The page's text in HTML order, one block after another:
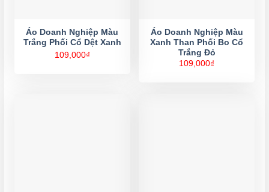
Áo Doanh Nghiệp Màu
Trắng Phối Cổ Dệt Xanh
109,000₫
Áo Doanh Nghiệp Màu
Xanh Than Phối Bo Cổ
Trắng Đỏ
109,000₫